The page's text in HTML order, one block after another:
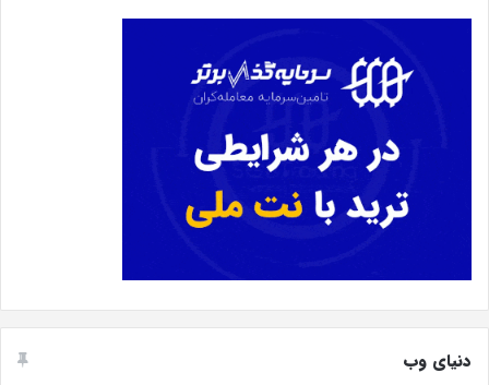
دنیای وب